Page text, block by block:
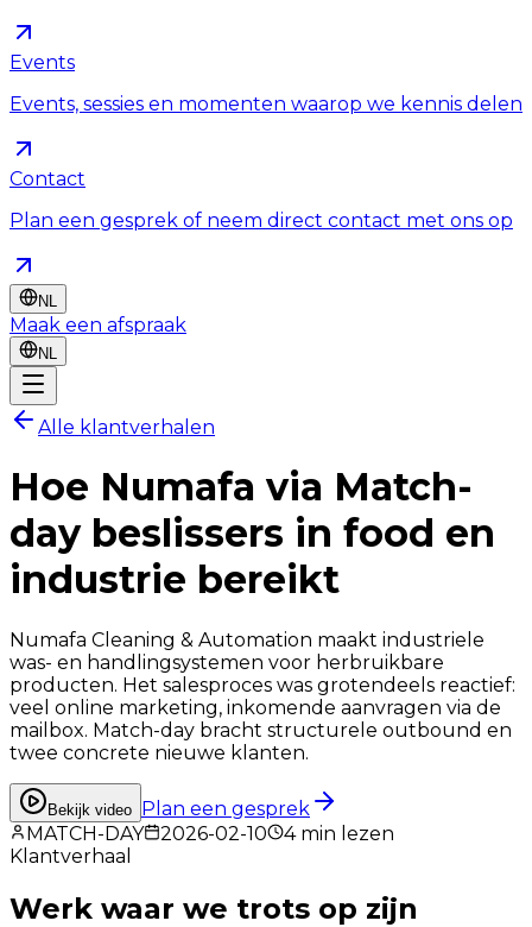
Events
Events, sessies en momenten waarop we kennis delen
Contact
Plan een gesprek of neem direct contact met ons op
NL
Maak een afspraak
NL
Alle klantverhalen
Hoe Numafa via Match-
day beslissers in food en
industrie bereikt
Numafa Cleaning & Automation maakt industriele
was- en handlingsystemen voor herbruikbare
producten. Het salesproces was grotendeels reactief:
veel online marketing, inkomende aanvragen via de
mailbox. Match-day bracht structurele outbound en
twee concrete nieuwe klanten.
Bekijk video Plan een gesprek
MATCH-DAY
2026-02-10 4min lezen
Klantverhaal
Werk waar we trots op zijn